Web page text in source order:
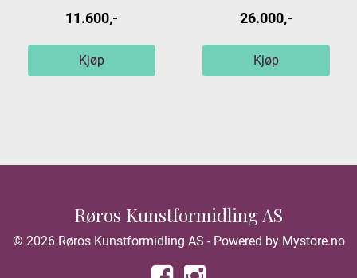
11.600,-
Kjøp
26.000,-
Kjøp
Røros Kunstformidling AS
© 2026 Røros Kunstformidling AS - Powered by Mystore.no